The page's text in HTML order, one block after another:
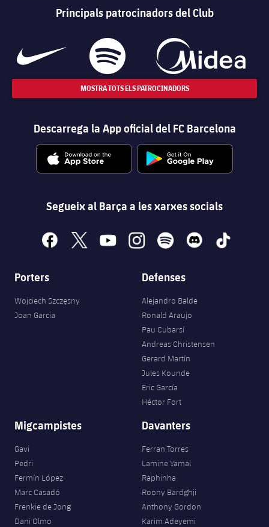
Principals patrocinadors del Club
MOSTRA TOTS ELS PATROCINADORS
Descarrega la App oficial del FC Barcelona
Segueix al Barça a les xarxes socials
facebook
x youtubeinstagramspotify discord tiktok
Porters
Wojciech Szczęsny
Joan Garcia
Defenses
Alejandro Balde
Ronald Araujo
Pau Cubarsí
Andreas Christensen
Gerard Martín
Jules Kounde
Eric García
Héctor Fort
Migcampistes
Gavi
Pedri
Fermín López
Marc Casadó
Frenkie de Jong
Dani Olmo
Davanters
Ferran Torres
Lamine Yamal
Raphinha
Roony Bardghji
Anthony Gordon
Karim Adeyemi